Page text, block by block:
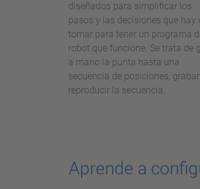
diseñados para simplificar los
pasos y las decisiones que hay
tomar para tener un programa
robot que funcione. Se trata de
a mano la punta hasta una
secuencia de posiciones,
reproducir la secuencia.
Aprende a